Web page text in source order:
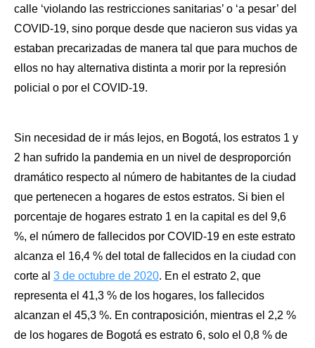
calle ‘violando las restricciones sanitarias’ o ‘a pesar’ del
COVID-19, sino porque desde que nacieron sus vidas ya
estaban precarizadas de manera tal que para muchos de
ellos no hay alternativa distinta a morir por la represión
policial o por el COVID-19.
Sin necesidad de ir más lejos, en Bogotá, los estratos 1 y
2 han sufrido la pandemia en un nivel de desproporción
dramático respecto al número de habitantes de la ciudad
que pertenecen a hogares de estos estratos. Si bien el
porcentaje de hogares estrato 1 en la capital es del 9,6
%, el número de fallecidos por COVID-19 en este estrato
alcanza el 16,4 % del total de fallecidos en la ciudad con
corte al 3 de octubre de 2020. En el estrato 2, que
representa el 41,3 % de los hogares, los fallecidos
alcanzan el 45,3 %. En contraposición, mientras el 2,2 %
de los hogares de Bogotá es estrato 6, solo el 0,8 % de